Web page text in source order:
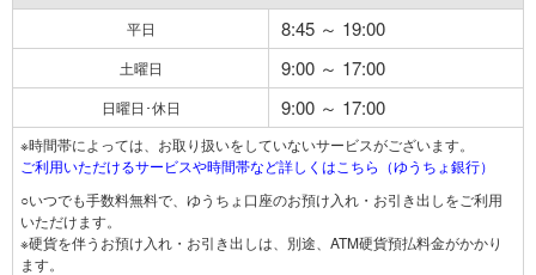
平日 8:45 ～ 19:00
土曜日 9:00 ～ 17:00
日曜日･休日 9:00 ～ 17:00
※時間帯によっては、お取り扱いをしていないサービスがございます。
ご利用いただけるサービスや時間帯など詳しくはこちら（ゆうちょ銀行）
○いつでも手数料無料で、ゆうちょ口座のお預け入れ・お引き出しをご利用
いただけます。
※硬貨を伴うお預け入れ・お引き出しは、別途、ATM硬貨預払料金がかかり
ます。